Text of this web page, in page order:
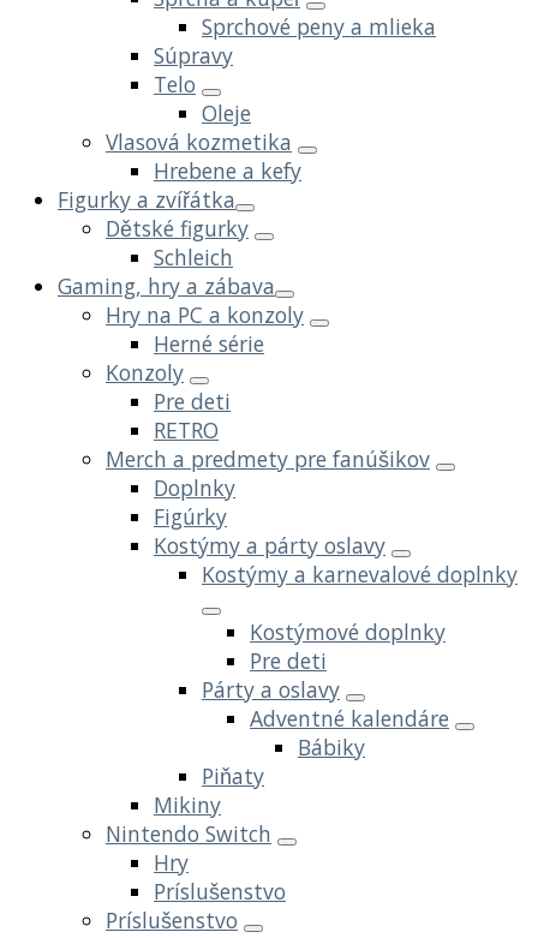
Sprchové peny a mlieka
Súpravy
Telo
Oleje
Vlasová kozmetika
Hrebene a kefy
Figurky a zvířátka
Dětské figurky
Schleich
Gaming, hry a zábava
Hry na PC a konzoly
Herné série
Konzoly
Pre deti
RETRO
Merch a predmety pre fanúšikov
Doplnky
Figúrky
Kostýmy a párty oslavy
Kostýmy a karnevalové doplnky
Kostýmové doplnky
Pre deti
Párty a oslavy
Adventné kalendáre
Bábiky
Piňaty
Mikiny
Nintendo Switch
Hry
Príslušenstvo
Príslušenstvo